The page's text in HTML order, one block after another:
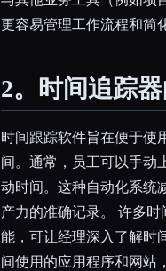
更容易管理工作流程和简
2。时间追踪
时间跟踪软件旨在便于使
间。通常，员工可以手动
动时间。这种自动化系统
产力的准确记录。 许多
能，可让经理深入了解时
间使用的应用程序和网站